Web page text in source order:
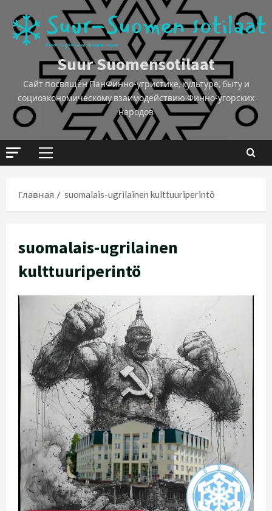
Suur Suomensotilaat
Сайт посвящён ПанФинно-угристике, культуре, быту и
социоэкономическому взаимодействию Финно-угорских
народов
Главная suomalais-ugrilainen kulttuuriperintö
suomalais-ugrilainen
kulttuuriperintö